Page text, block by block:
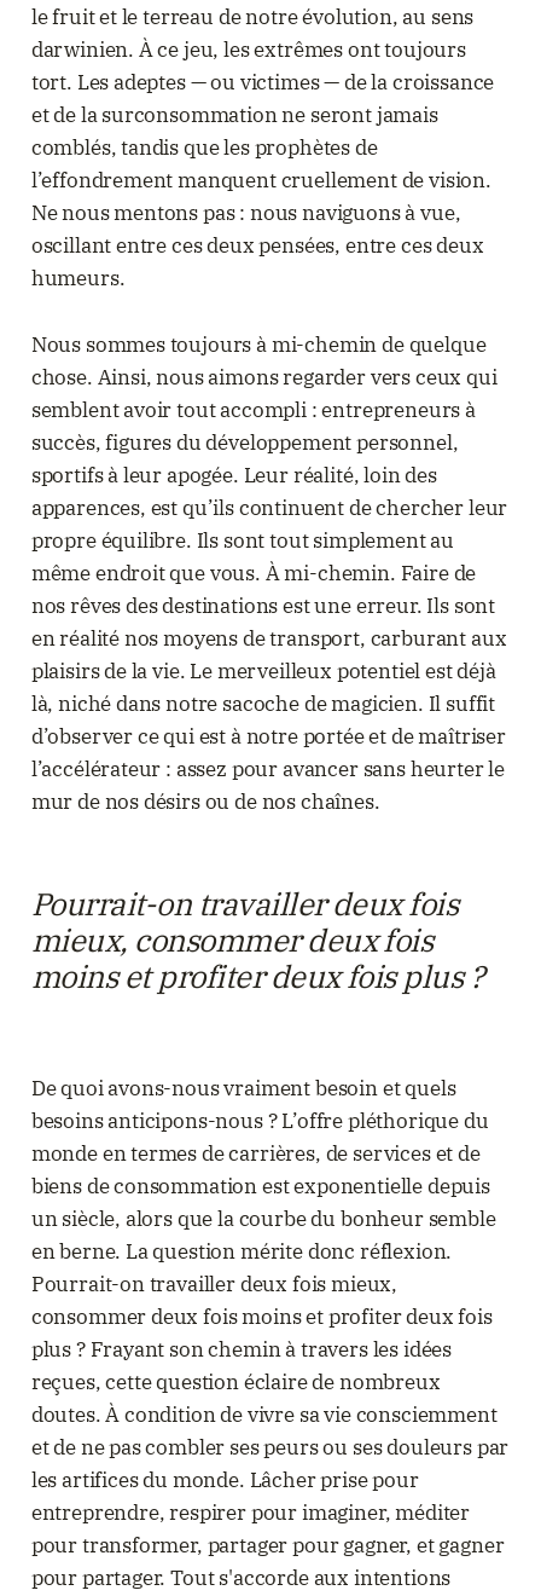
le fruit et le terreau de notre évolution, au sens
darwinien. À ce jeu, les extrêmes ont toujours
tort. Les adeptes — ou victimes — de la croissance
et de la surconsommation ne seront jamais
comblés, tandis que les prophètes de
l’effondrement manquent cruellement de vision.
Ne nous mentons pas : nous naviguons à vue,
oscillant entre ces deux pensées, entre ces deux
humeurs.
Nous sommes toujours à mi-chemin de quelque
chose. Ainsi, nous aimons regarder vers ceux qui
semblent avoir tout accompli : entrepreneurs à
succès, figures du développement personnel,
sportifs à leur apogée. Leur réalité, loin des
apparences, est qu’ils continuent de chercher leur
propre équilibre. Ils sont tout simplement au
même endroit que vous. À mi-chemin. Faire de
nos rêves des destinations est une erreur. Ils sont
en réalité nos moyens de transport, carburant aux
plaisirs de la vie. Le merveilleux potentiel est déjà
là, niché dans notre sacoche de magicien. Il suffit
d’observer ce qui est à notre portée et de maîtriser
l’accélérateur : assez pour avancer sans heurter le
mur de nos désirs ou de nos chaînes.
Pourrait-on travailler deux fois
mieux, consommer deux fois
moins et profiter deux fois plus ?
De quoi avons-nous vraiment besoin et quels
besoins anticipons-nous ? L’offre pléthorique du
monde en termes de carrières, de services et de
biens de consommation est exponentielle depuis
un siècle, alors que la courbe du bonheur semble
en berne. La question mérite donc réflexion.
Pourrait-on travailler deux fois mieux,
consommer deux fois moins et profiter deux fois
plus ? Frayant son chemin à travers les idées
reçues, cette question éclaire de nombreux
doutes. À condition de vivre sa vie consciemment
et de ne pas combler ses peurs ou ses douleurs par
les artifices du monde. Lâcher prise pour
entreprendre, respirer pour imaginer, méditer
pour transformer, partager pour gagner, et gagner
pour partager. Tout s'accorde aux intentions